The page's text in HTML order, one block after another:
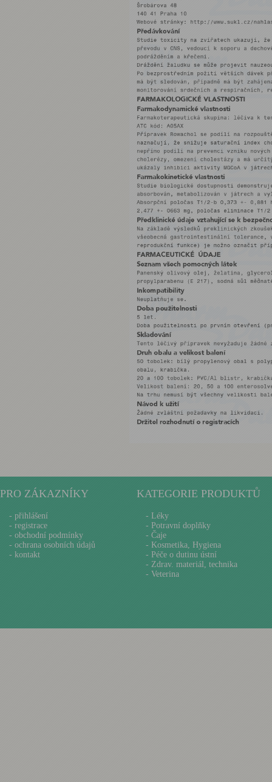
PRO ZÁKAZNÍKY
- přihlášení
- registrace
- obchodní podmínky
- ochrana osobních údajů
- kontakt
KATEGORIE PRODUKTŮ
- Léky
- Potravní doplňky
- Čaje
- Kosmetika, Hygiena
- Péče o dutinu ústní
- Zdrav. materiál, technika
- Veterina